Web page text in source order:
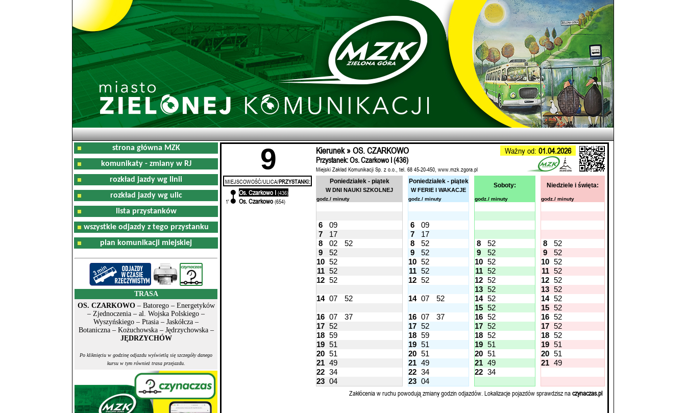
strona główna MZK
komunikaty - zmiany w RJ
rozkład jazdy wg linii
rozkład jazdy wg ulic
lista przystanków
wszystkie odjazdy z tego przystanku
plan komunikacji miejskiej
TRASA
OS. CZARKOWO– Batorego – Energetyków
– Zjednoczenia – al. Wojska Polskiego –
Wyszyńskiego – Ptasia – Jaskółcza –
Botaniczna – Kożuchowska – Jędrzychowska –
JĘDRZYCHÓW
Po kliknięciu w godzinę odjazdu wyświetlą się szczegóły danego
kursu w tym również trasa przejazdu.
9 Kierunek » OS. CZARKOWO Ważny od: 01.04.2026
Przystanek: Os. Czarkowo I (436)
Miejski Zakład Komunikacji Sp. z o.o., tel. 68 45-20-450, www.mzk.zgora.pl
MIEJSCOWOŚĆ/ULICA/PRZYSTANKI:
Os. Czarkowo I (436)
1'
Os. Czarkowo (654)
Poniedziałek - piątek
W DNI NAUKI SZKOLNEJ
Poniedziałek - piątek
W FERIE I WAKACJE
Soboty: Niedziele i święta:
godz./ minuty godz./ minuty godz./ minuty godz./ minuty
6 09 6
09
7
17 7
17
8
02 52 8 52 8 52 8
52
9
52 9 52 9 52 9
52
10 52 10 52 10 52 10 52
11 52 11 52 11 52 11 52
12 52 12 52 12 52 12 52
13 52 13 52
14 07 52 14 07 52 14 52 14 52
15 52 15 52
16 07 37 16 07 37 16 52 16 52
17 52 17 52 17 52 17 52
18 59 18 59 18 52 18 52
19 51 19 51 19 51 19 51
20 51 20 51 20 51 20 51
21 49 21 49 21 49 21 49
22 34 22 34 22 34
23 04 23 04
Zakłócenia w ruchu powodują zmiany godzin odjazdów. Lokalizacje pojazdów sprawdzisz naczynaczas.pl